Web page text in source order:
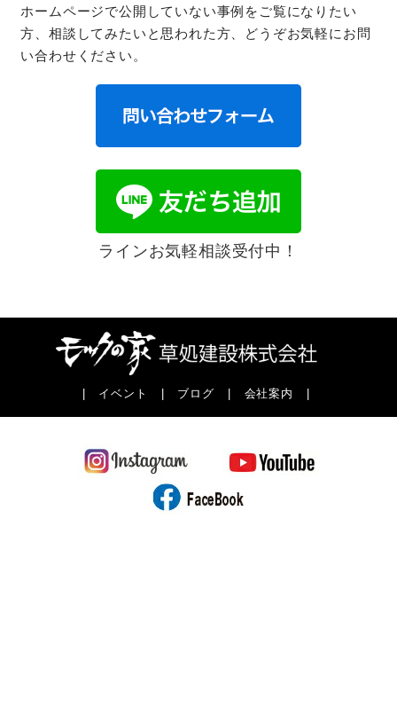
ホームページで公開していない事例をご覧になりたい
方、相談してみたいと思われた方、どうぞお気軽にお問
い合わせください。
ラインお気軽相談受付中！
| イベント | ブログ | 会社案内 |